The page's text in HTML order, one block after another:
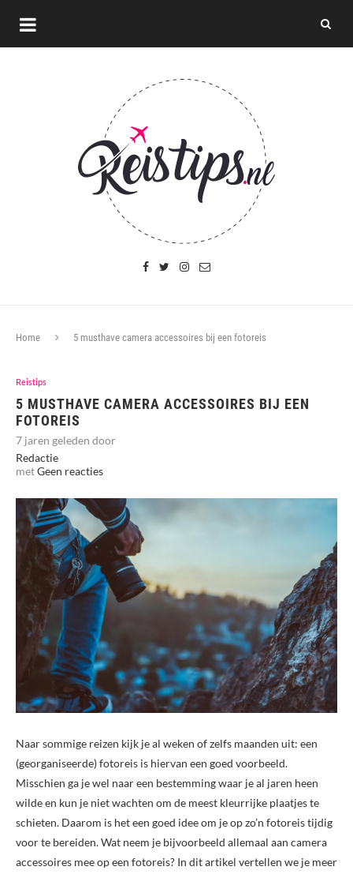
Home 5 musthave camera accessoires bij een fotoreis
Reistips
5 MUSTHAVE CAMERA ACCESSOIRES BIJ EEN
FOTOREIS
7 jaren geleden door
Redactie
metGeen reacties
Naar sommige reizen kijk je al weken of zelfs maanden uit: een
(georganiseerde) fotoreis is hiervan een goed voorbeeld.
Misschien ga je wel naar een bestemming waar je al jaren heen
wilde en kun je niet wachten om de meest kleurrijke plaatjes te
schieten. Daarom is het een goed idee om je op zo’n fotoreis tijdig
voor te bereiden. Wat neem je bijvoorbeeld allemaal aan camera
accessoires mee op een fotoreis? In dit artikel vertellen we je meer